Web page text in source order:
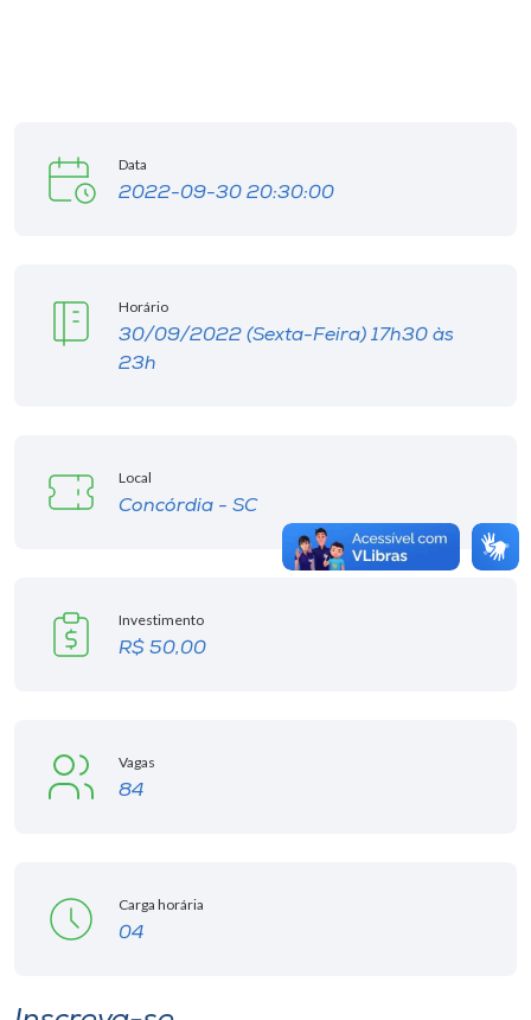
Data
2022-09-30 20:30:00
Horário
30/09/2022 (Sexta-Feira) 17h30 às
23h
Local
Concórdia - SC
Investimento
R$ 50,00
Vagas
84
Carga horária
04